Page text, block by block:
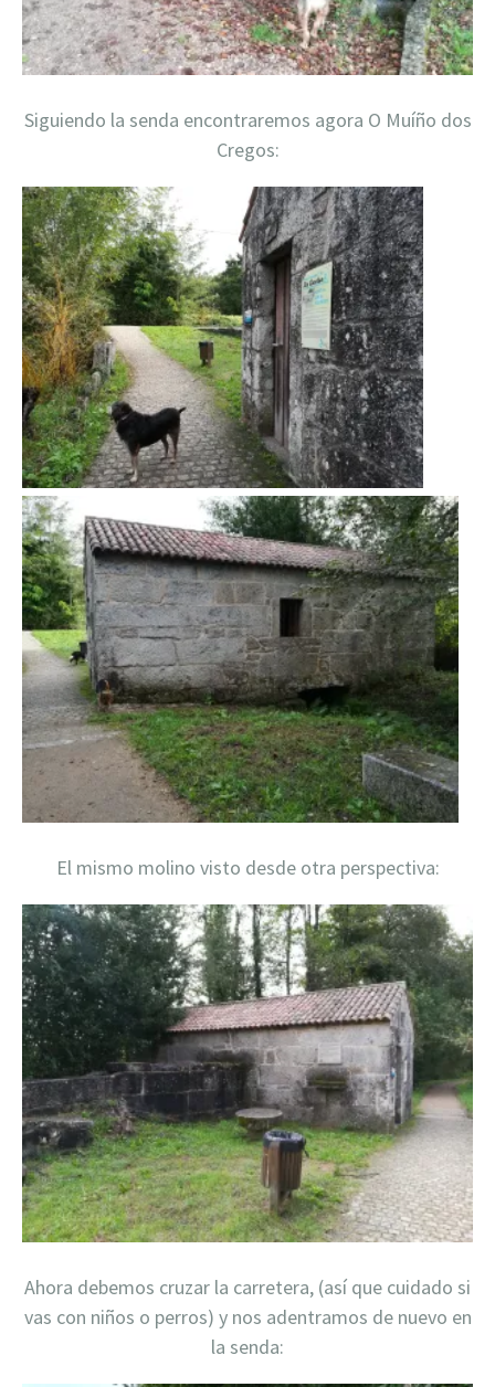
Siguiendo la senda encontraremos agora O Muíño dos
Cregos:
El mismo molino visto desde otra perspectiva:
Ahora debemos cruzar la carretera, (así que cuidado si
vas con niños o perros) y nos adentramos de nuevo en
la senda: